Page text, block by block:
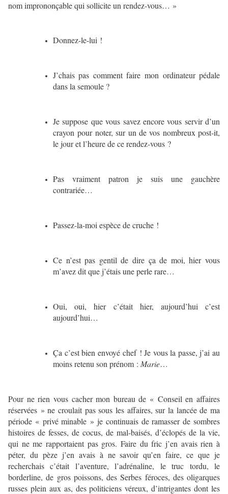
nom imprononçable qui sollicite un rendez-vous… »
Donnez-le-lui !
J’chais pas comment faire mon ordinateur pédale
dans la semoule ?
Je suppose que vous savez encore vous servir d’un
crayon pour noter, sur un de vos nombreux post-it,
le jour et l’heure de ce rendez-vous ?
Pas vraiment patron je suis une gauchère
contrariée…
Passez-la-moi espèce de cruche !
Ce n’est pas gentil de dire ça de moi, hier vous
m’avez dit que j’étais une perle rare…
Oui, oui, hier c’était hier, aujourd’hui c’est
aujourd’hui…
Ça c’est bien envoyé chef ! Je vous la passe, j’ai au
moins retenu son prénom : Marie…
Pour ne rien vous cacher mon bureau de « Conseil en affaires
réservées » ne croulait pas sous les affaires, sur la lancée de ma
période « privé minable » je continuais de ramasser de sombres
histoires de fesses, de cocus, de mal-baisés, d’éclopés de la vie,
qui ne me rapportaient pas gros. Faire du fric j’en avais rien à
péter, du pèze j’en avais à ne savoir qu’en faire, ce que je
recherchais c’était l’aventure, l’adrénaline, le truc tordu, le
borderline, de gros poissons, des Serbes féroces, des oligarques
russes plein aux as, des politiciens véreux, d’intrigantes dont les